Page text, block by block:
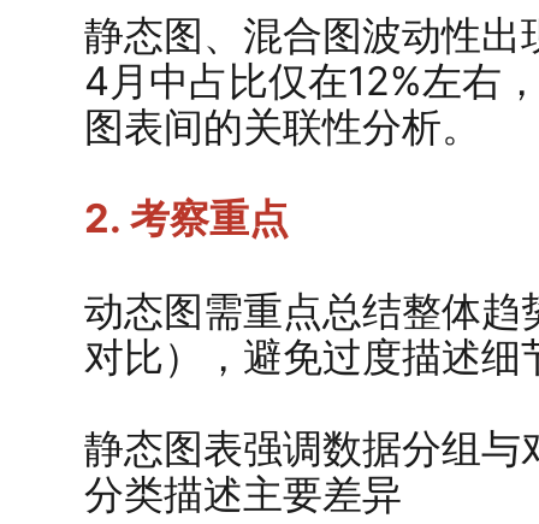
静态图、混合图波动性
4月中占比仅在12%左右
图表间的关联性分析。
2. 考察重点
动态图需重点总结整体
对比），避免过度描述细
静态图表强调数据分组
分类描述主要差异